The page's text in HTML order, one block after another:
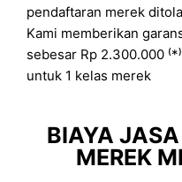
pendaftaran merek
Kami memberikan
sebesar Rp 2.300.000
untuk 1 kelas merek
BIAYA
MEREK